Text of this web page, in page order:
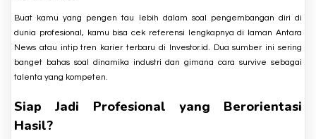
Buat kamu yang pengen tau lebih dalam soal pengembangan diri di
dunia profesional, kamu bisa cek referensi lengkapnya di laman Antara
News atau intip tren karier terbaru di Investor.id . Dua sumber ini sering
banget bahas soal dinamika industri dan gimana cara survive sebagai
talenta yang kompeten.
Siap Jadi Profesional yang Berorientasi
Hasil?